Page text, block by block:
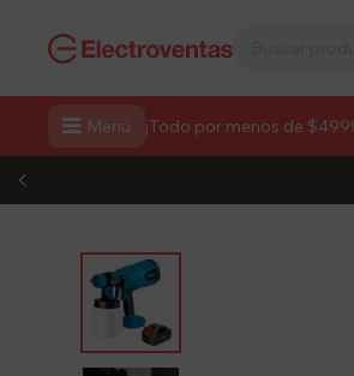
 Menú ¡Todo por menos de $499!